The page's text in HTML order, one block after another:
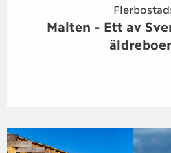
Malten - Ett av